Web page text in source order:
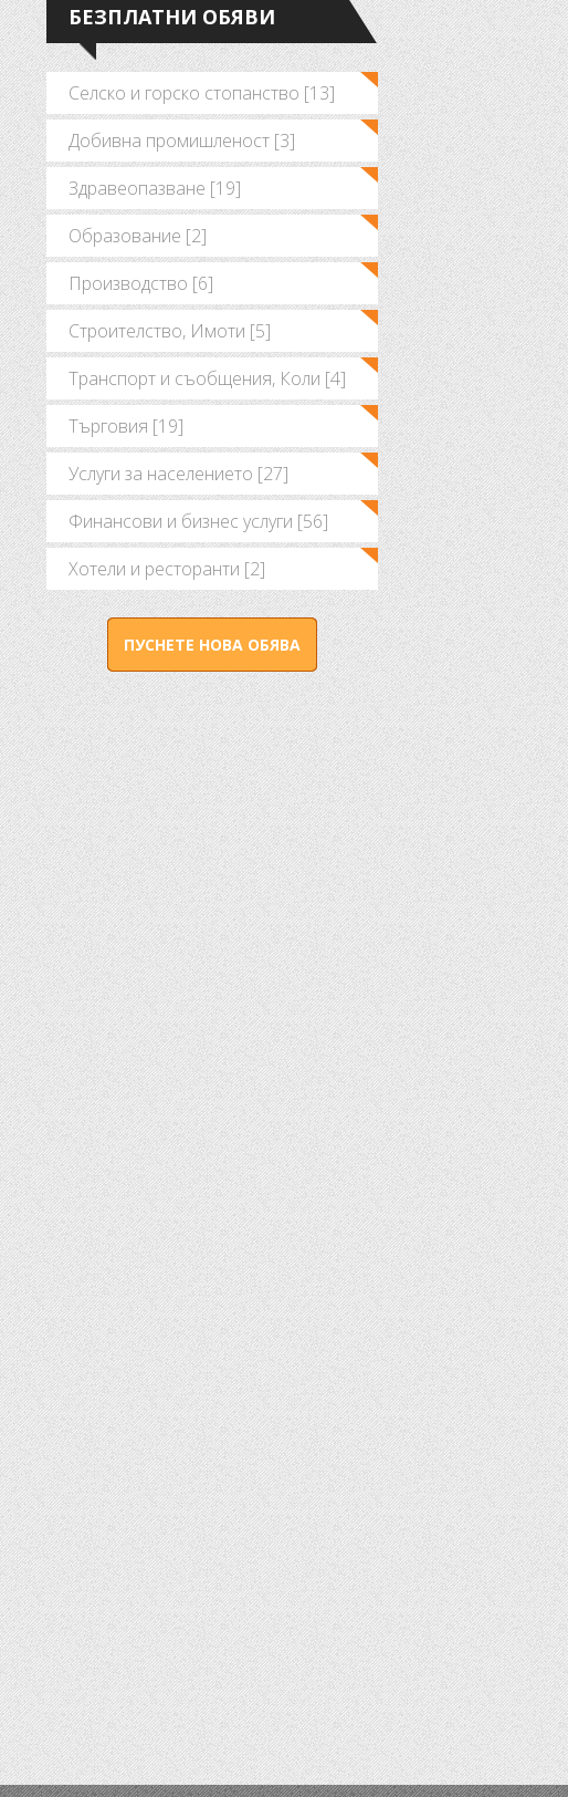
БЕЗПЛАТНИ ОБЯВИ
Селско и горско стопанство [13]
Добивна промишленост [3]
Здравеопазване [19]
Образование [2]
Производство [6]
Строителство, Имоти [5]
Транспорт и съобщения, Коли [4]
Търговия [19]
Услуги за населението [27]
Финансови и бизнес услуги [56]
Хотели и ресторанти [2]
ПУСНЕТЕ НОВА ОБЯВА